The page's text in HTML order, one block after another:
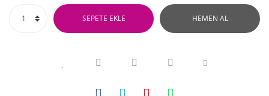
SEPETE EKLE HEMEN AL